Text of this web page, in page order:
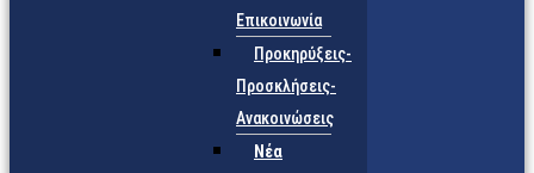
Επικοινωνία
Προκηρύξεις-
Προσκλήσεις-
Ανακοινώσεις
Νέα